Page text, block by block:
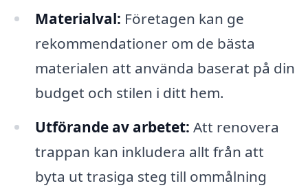
Materialval: Företagen kan ge
rekommendationer om de bästa
materialen att använda baserat på din
budget och stilen i ditt hem.
Utförande av arbetet: Att renovera
trappan kan inkludera allt från att
byta ut trasiga steg till ommålning